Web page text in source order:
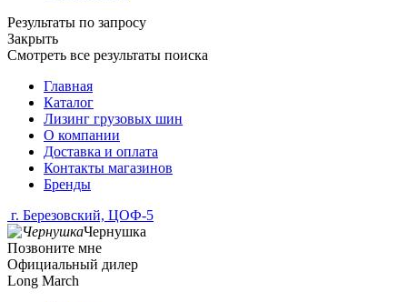
Результаты по запросу
Закрыть
Смотреть все результаты поиска
Главная
Каталог
Лизинг грузовых шин
О компании
Доставка и оплата
Контакты магазинов
Бренды
г. Березовский, ЦОФ-5
Чернушка
Позвоните мне
Официальный дилер
Long March